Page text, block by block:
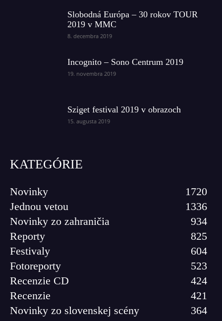
Slobodná Európa – 30 rokov TOUR
2019 v MMC
8. decembra 2019
Incognito – Sono Centrum 2019
19. novembra 2019
Sziget festival 2019 v obrazoch
15. augusta 2019
KATEGÓRIE
Novinky
1720
Jednou vetou
1336
Novinky zo zahraničia
934
Reporty
825
Festivaly
604
Fotoreporty
523
Recenzie CD
424
Recenzie
421
Novinky zo slovenskej scény
364